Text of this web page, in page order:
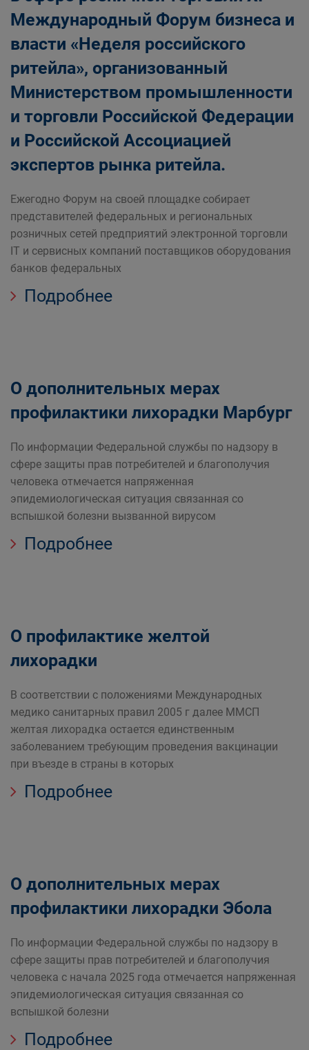
Международный Форум бизнеса и
власти «Неделя российского
ритейла», организованный
Министерством промышленности
и торговли Российской Федерации
и Российской Ассоциацией
экспертов рынка ритейла.
Ежегодно Форум на своей площадке собирает
представителей федеральных и региональных
розничных сетей предприятий электронной торговли
IT и сервисных компаний поставщиков оборудования
банков федеральных
Подробнее
О дополнительных мерах
профилактики лихорадки Марбург
По информации Федеральной службы по надзору в
сфере защиты прав потребителей и благополучия
человека отмечается напряженная
эпидемиологическая ситуация связанная со
вспышкой болезни вызванной вирусом
Подробнее
О профилактике желтой
лихорадки
В соответствии с положениями Международных
медико санитарных правил 2005 г далее ММСП
желтая лихорадка остается единственным
заболеванием требующим проведения вакцинации
при въезде в страны в которых
Подробнее
О дополнительных мерах
профилактики лихорадки Эбола
По информации Федеральной службы по надзору в
сфере защиты прав потребителей и благополучия
человека с начала 2025 года отмечается напряженная
эпидемиологическая ситуация связанная со
вспышкой болезни
Подробнее